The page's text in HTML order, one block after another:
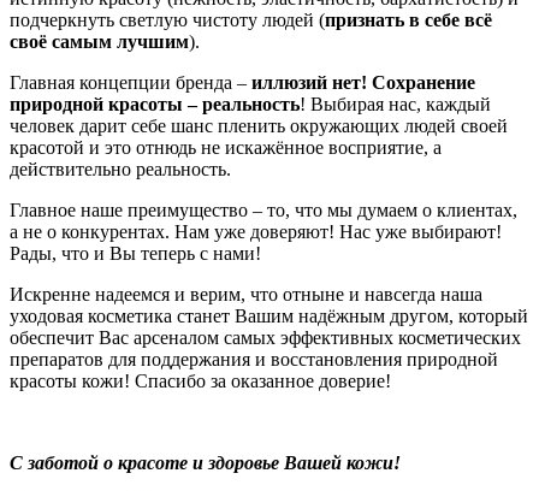
подчеркнуть светлую чистоту людей (признать в себе всё
своё самым лучшим).
Главная концепции бренда – иллюзий нет! Сохранение
природной красоты – реальность! Выбирая нас, каждый
человек дарит себе шанс пленить окружающих людей своей
красотой и это отнюдь не искажённое восприятие, а
действительно реальность.
Главное наше преимущество – то, что мы думаем о клиентах,
а не о конкурентах. Нам уже доверяют! Нас уже выбирают!
Рады, что и Вы теперь с нами!
Искренне надеемся и верим, что отныне и навсегда наша
уходовая косметика станет Вашим надёжным другом, который
обеспечит Вас арсеналом самых эффективных косметических
препаратов для поддержания и восстановления природной
красоты кожи! Спасибо за оказанное доверие!
С заботой о красоте и здоровье Вашей кожи!